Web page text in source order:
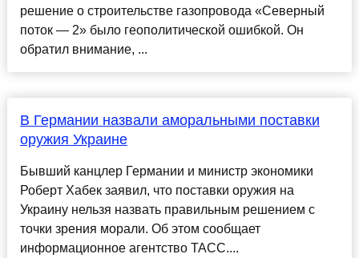
решение о строительстве газопровода «Северный
поток — 2» было геополитической ошибкой. Он
обратил внимание, ...
В Германии назвали аморальными поставки
оружия Украине
Бывший канцлер Германии и министр экономики
Роберт Хабек заявил, что поставки оружия на
Украину нельзя назвать правильным решением с
точки зрения морали. Об этом сообщает
информационное агентство ТАСС....